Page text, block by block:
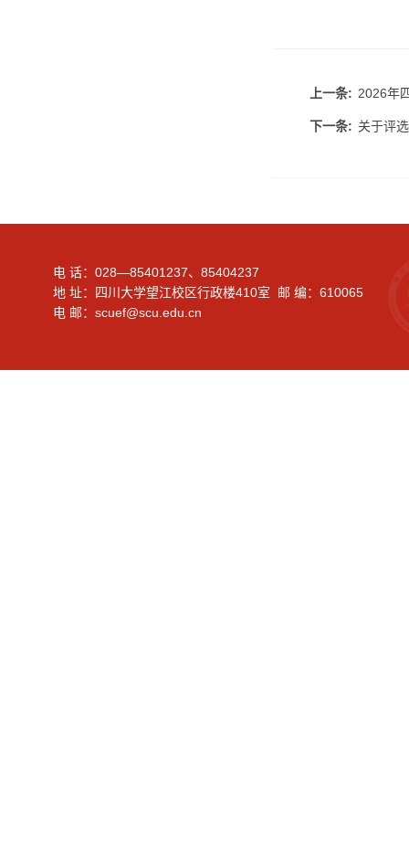
上一条: 2026年
下一条: 关于评
电 话：028—85401237、85404237
地 址：四川大学望江校区行政楼410室 邮 编：610065
电 邮：scuef@scu.edu.cn